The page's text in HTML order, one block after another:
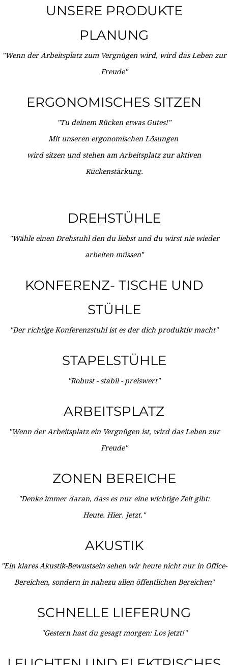
UNSERE PRODUKTE
PLANUNG
"Wenn der Arbeitsplatz zum Vergnügen wird, wird das Leben zur
Freude"
ERGONOMISCHES SITZEN
"Tu deinem Rücken etwas Gutes!"
Mit unseren ergonomischen Lösungen
wird sitzen und stehen am Arbeitsplatz zur aktiven
Rückenstärkung.
DREHSTÜHLE
"Wähle einen Drehstuhl den du liebst und du wirst nie wieder
arbeiten müssen"
KONFERENZ- TISCHE UND
STÜHLE
"Der richtige Konferenzstuhl ist es der dich produktiv macht"
STAPELSTÜHLE
"Robust - stabil - preiswert"
ARBEITSPLATZ
"Wenn der Arbeitsplatz ein Vergnügen ist, wird das Leben zur
Freude"
ZONEN BEREICHE
"Denke immer daran, dass es nur eine wichtige Zeit gibt:
Heute. Hier. Jetzt."
AKUSTIK
"Ein klares Akustik-Bewustsein sehen wir heute nicht nur in Office-
Bereichen, sondern in nahezu allen öffentlichen Bereichen"
SCHNELLE LIEFERUNG
"Gestern hast du gesagt morgen: Los jetzt!"